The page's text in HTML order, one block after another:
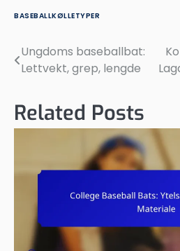
BASEBALLKØLLETYPER
Post
navigation
Ungdoms baseballbat:
Lettvekt, grep, lengde
Related Posts